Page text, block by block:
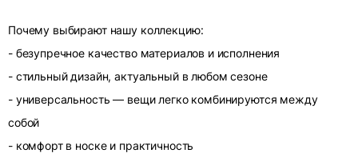
Почему выбирают нашу коллекцию:
- безупречное качество материалов и исполнения
- стильный дизайн, актуальный в любом сезоне
- универсальность — вещи легко комбинируются между
собой
- комфорт в носке и практичность